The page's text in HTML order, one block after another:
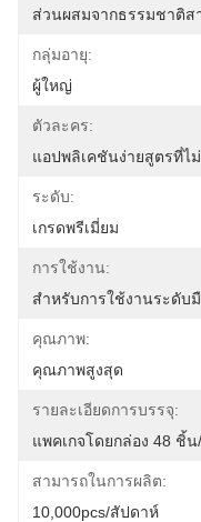
ส่วนผสมจากธรรมชาติส
กลุ่มอายุ:
ผู้ใหญ่
ตัวละคร:
แอปพลิเคชันง่ายสูตรที่ไ
ระดับ:
เกรดพรีเมี่ยม
การใช้งาน:
สำหรับการใช้งานระดับ
คุณภาพ:
คุณภาพสูงสุด
รายละเอียดการบรรจุ:
แพคเกจโดยกล่อง 48 ชิ้น
สามารถในการผลิต:
10,000pcs/สัปดาห์